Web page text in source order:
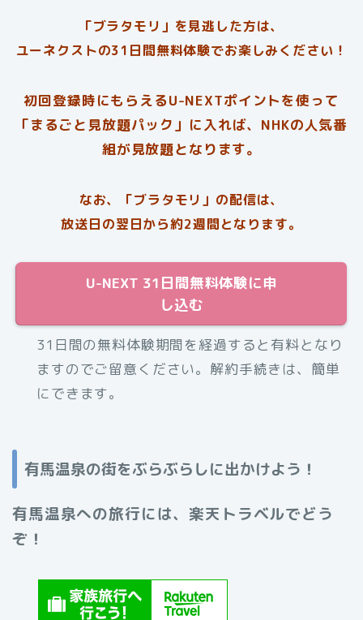
「ブラタモリ」を見逃した方は、
ユーネクストの31日間無料体験でお楽しみください！
初回登録時にもらえるU-NEXTポイントを使って
「まるごと見放題パック」に入れば、NHKの人気番
組が見放題となります。
なお、「ブラタモリ」の配信は、
放送日の翌日から約2週間となります。
U-NEXT 31日間無料体験に申
し込む
31日間の無料体験期間を経過すると有料となり
ますのでご留意ください。解約手続きは、簡単
にできます。
有馬温泉の街をぶらぶらしに出かけよう！
有馬温泉への旅行には、楽天トラベルでどう
ぞ！